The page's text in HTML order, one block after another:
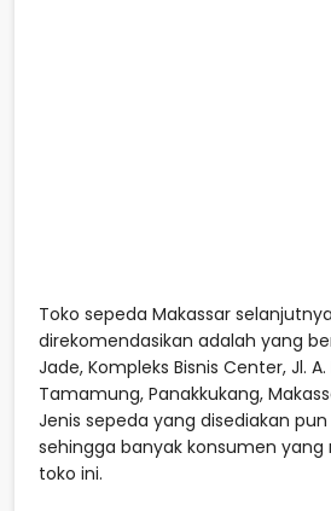
Toko sepeda Makassar
direkomendasikan adalah yang
Jade, Kompleks Bisnis Center, Jl.
Tamamung, Panakkukang,
Jenis sepeda yang disediakan
sehingga banyak konsumen
toko ini.